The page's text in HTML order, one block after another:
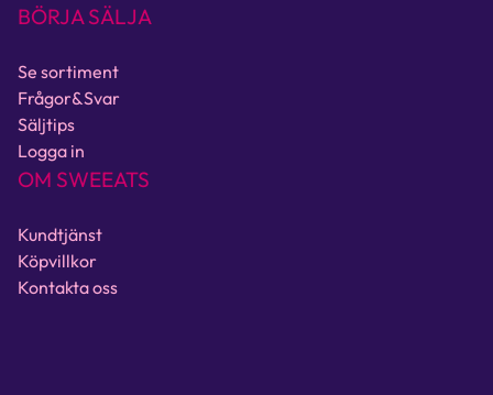
BÖRJA SÄLJA
Se sortiment
Frågor&Svar
Säljtips
Logga in
OM SWEEATS
Kundtjänst
Köpvillkor
Kontakta oss